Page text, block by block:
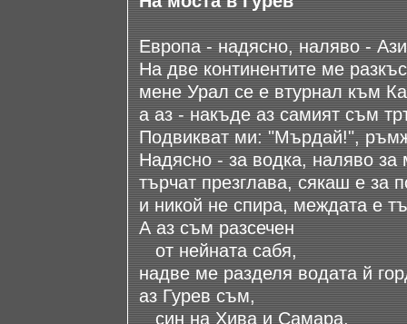
Европа - надясно, наляво -
На две континентите ме
мене Урал се е втурнал към
а аз - накъде аз самият съм
Подвикват ми: "Мърдай!",
Надясно - за водка, наляво за
търчат презглава, сякаш е за
и никой не спира, междата е
А аз съм разсечен
oт нейната сабя,
надве ме разделя водата й
аз Гурев съм,
син на Хива и Самара,